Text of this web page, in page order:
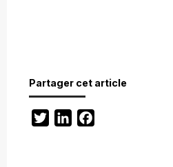
Partager cet article
TwitterLinkedIn